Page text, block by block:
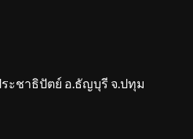
ะชาธิปัตย์ อ.ธัญบุรี จ.ปทุม